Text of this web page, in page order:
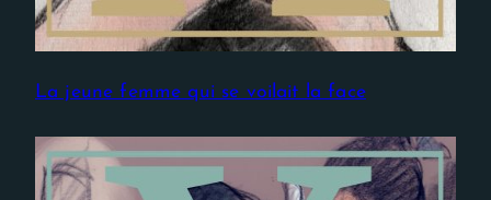
La jeune femme qui se voilait la face